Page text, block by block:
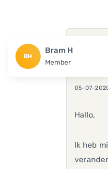
BH
Bram H
Member
05-07-
Hallo,
Ik heb